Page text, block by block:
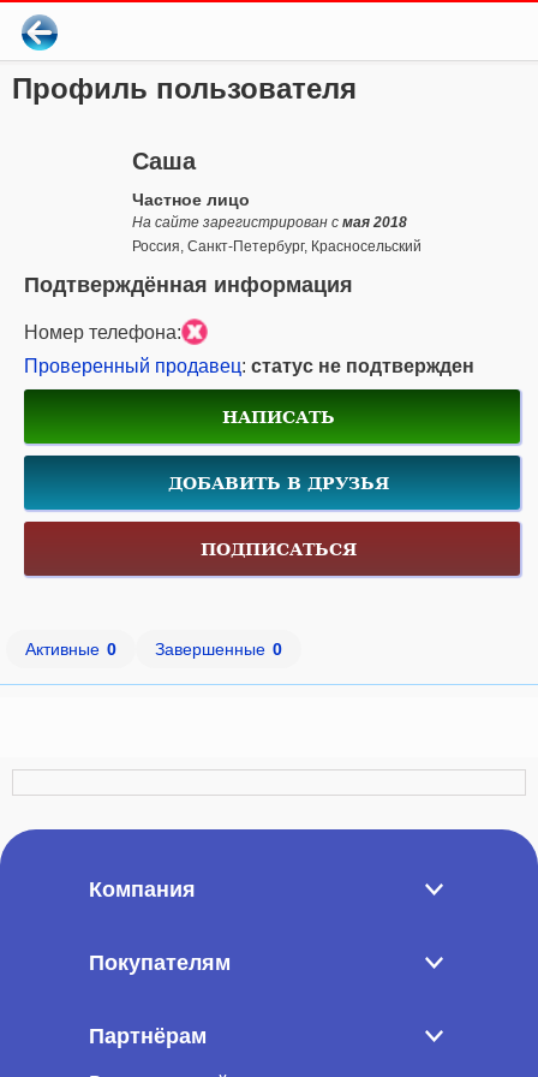
Профиль пользователя
Саша
Частное лицо
На сайте зарегистрирован с мая 2018
Россия, Санкт-Петербург, Красносельский
Подтверждённая информация
Номер телефона:
Проверенный продавец: статус не подтвержден
НАПИСАТЬ
ДОБАВИТЬ В ДРУЗЬЯ
ПОДПИСАТЬСЯ
Активные 0 Завершенные 0
Компания
Покупателям
Партнёрам